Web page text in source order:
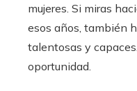
mujeres. Si miras
esos años, también
talentosas y
oportunidad.